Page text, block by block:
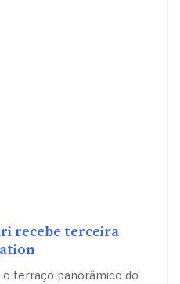
recebe terceira
terraço panorâmico do